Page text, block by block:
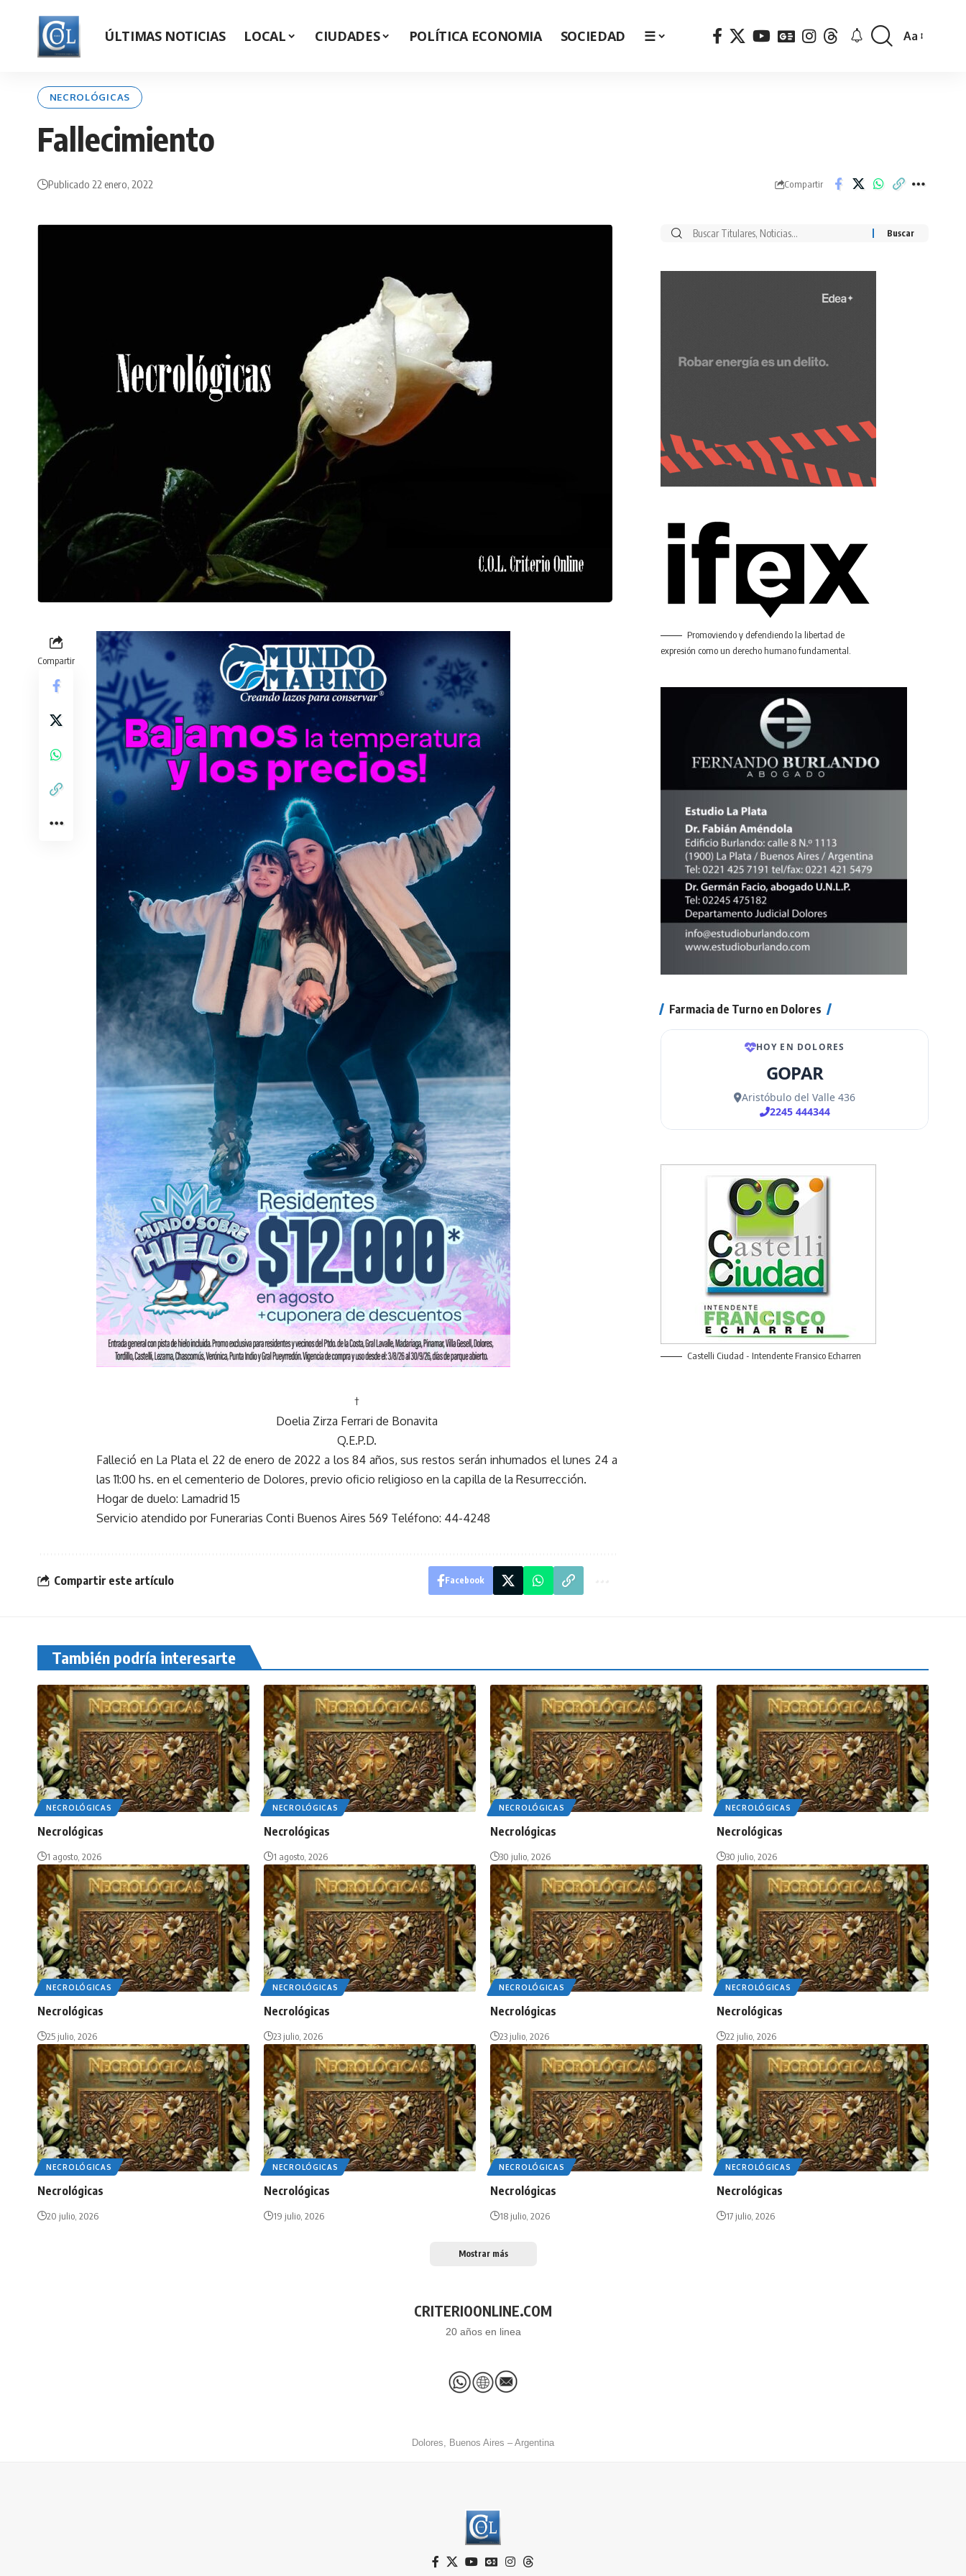
ÚLTIMAS NOTICIAS LOCAL CIUDADES POLÍTICA ECONOMIA SOCIEDAD ☰
Font
Aa
NECROLÓGICAS
Fallecimiento
Publicado 22 enero, 2022 Compartir
Compartir
†
Doelia Zirza Ferrari de Bonavita
Q.E.P.D.
Falleció en La Plata el 22 de enero de 2022 a los 84 años, sus restos serán inhumados el lunes 24 a
las 11:00 hs. en el cementerio de Dolores, previo oficio religioso en la capilla de la Resurrección.
Hogar de duelo: Lamadrid 15
Servicio atendido por Funerarias Conti Buenos Aires 569 Teléfono: 44-4248
Compartir este artículo Facebook
Buscar
Promoviendo y defendiendo la libertad de
expresión como un derecho humano fundamental.
Farmacia de Turno en Dolores
Castelli Ciudad - Intendente Fransico Echarren
También podría interesarte
NECROLÓGICAS
Necrológicas
1 agosto, 2026
NECROLÓGICAS
Necrológicas
1 agosto, 2026
NECROLÓGICAS
Necrológicas
30 julio, 2026
NECROLÓGICAS
Necrológicas
30 julio, 2026
NECROLÓGICAS
Necrológicas
25 julio, 2026
NECROLÓGICAS
Necrológicas
23 julio, 2026
NECROLÓGICAS
Necrológicas
23 julio, 2026
NECROLÓGICAS
Necrológicas
22 julio, 2026
NECROLÓGICAS
Necrológicas
20 julio, 2026
NECROLÓGICAS
Necrológicas
19 julio, 2026
NECROLÓGICAS
Necrológicas
18 julio, 2026
NECROLÓGICAS
Necrológicas
17 julio, 2026
Mostrar más
CRITERIOONLINE.COM
20 años en linea
Dolores, Buenos Aires – Argentina